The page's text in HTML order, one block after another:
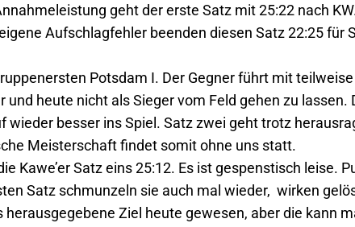
geht der erste Satz mit 25:22 nach
Aufschlagfehler beenden diesen Satz 22:25 für
Potsdam I. Der Gegner führt mit
und heute nicht als Sieger vom Feld gehen zu
wieder besser ins Spiel. Satz zwei geht trotz
Meisterschaft findet somit ohne uns statt.
Kawe’er Satz eins 25:12. Es ist gespenstisch leise.
Satz schmunzeln sie auch mal wieder, wirken
Ziel heute gewesen, aber die kann